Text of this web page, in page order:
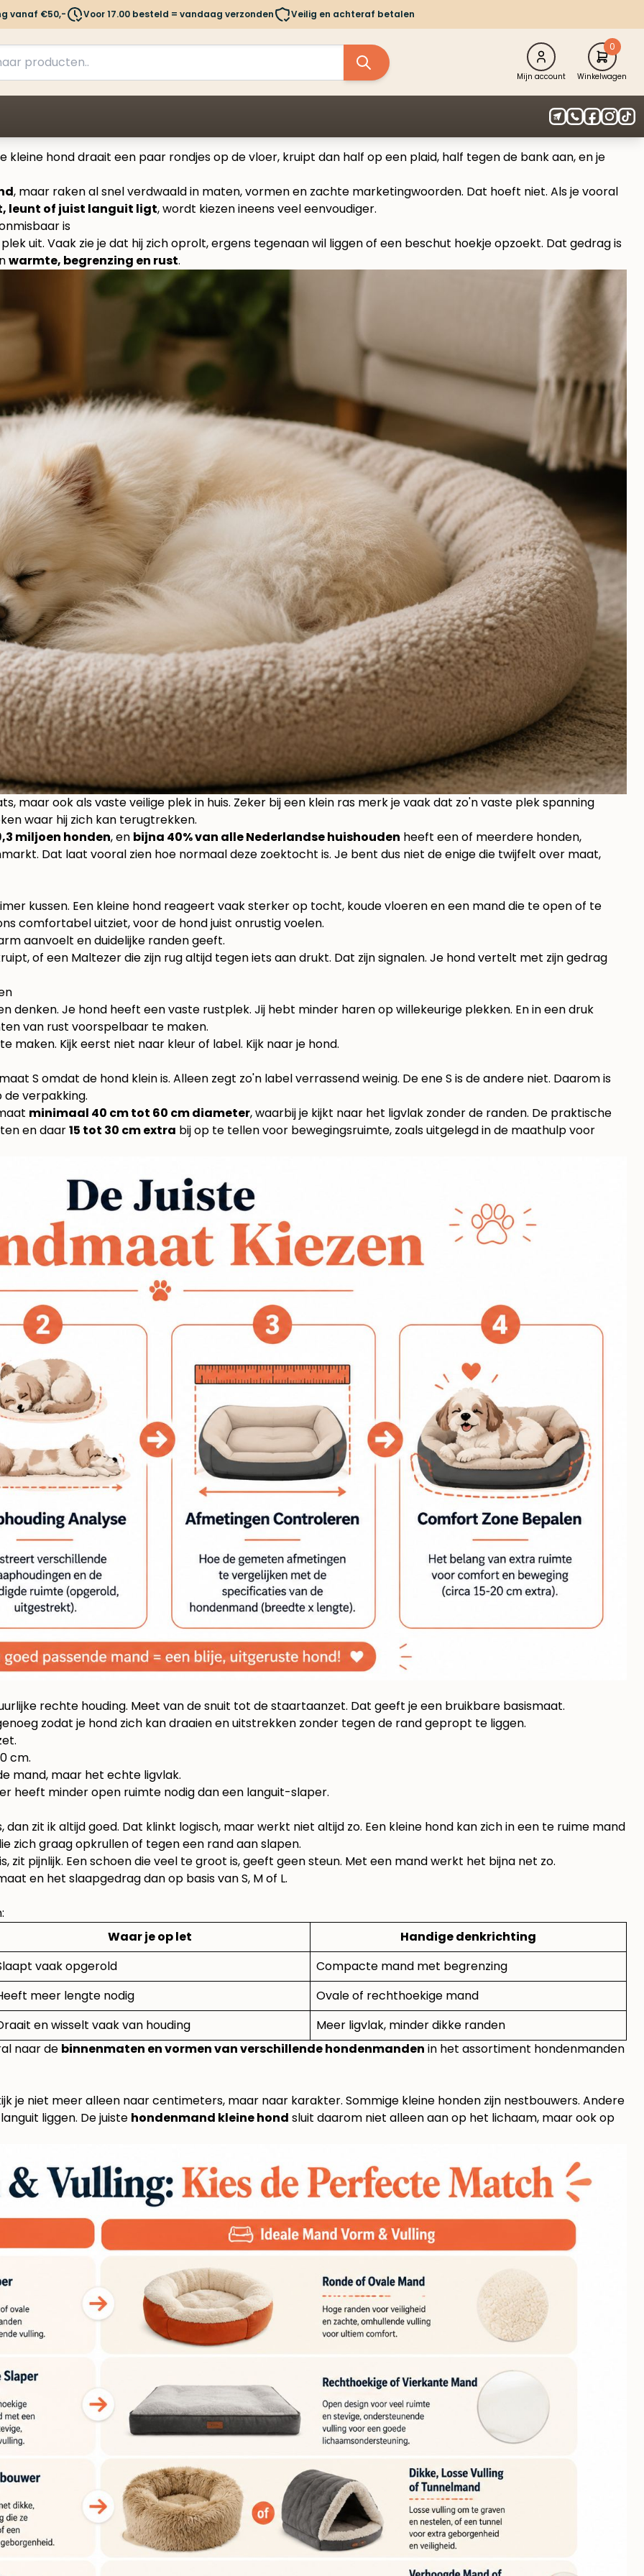
vanaf €50,- Voor 17.00 besteld = vandaag verzonden Veilig en achteraf betalen
Mijn account
0
Winkelwagen
hond draait een paar rondjes op de vloer, kruipt dan half op een plaid, half tegen de bank aan, en je
, maar raken al snel verdwaald in maten, vormen en zachte marketingwoorden. Dat hoeft niet. Als je vooral
leunt of juist languit ligt, wordt kiezen ineens veel eenvoudiger.
is
uit. Vaak zie je dat hij zich oprolt, ergens tegenaan wil liggen of een beschut hoekje opzoekt. Dat gedrag is
warmte, begrenzing en rust.
maar ook als vaste veilige plek in huis. Zeker bij een klein ras merk je vaak dat zo'n vaste plek spanning
waar hij zich kan terugtrekken.
miljoen honden, en bijna 40% van alle Nederlandse huishouden heeft een of meerdere honden,
. Dat laat vooral zien hoe normaal deze zoektocht is. Je bent dus niet de enige die twijfelt over maat,
kussen. Een kleine hond reageert vaak sterker op tocht, koude vloeren en een mand die te open of te
comfortabel uitziet, voor de hond juist onrustig voelen.
aanvoelt en duidelijke randen geeft.
of een Maltezer die zijn rug altijd tegen iets aan drukt. Dat zijn signalen. Je hond vertelt met zijn gedrag
denken. Je hond heeft een vaste rustplek. Jij hebt minder haren op willekeurige plekken. En in een druk
van rust voorspelbaar te maken.
maken. Kijk eerst niet naar kleur of label. Kijk naar je hond.
S omdat de hond klein is. Alleen zegt zo'n label verrassend weinig. De ene S is de andere niet. Daarom is
verpakking.
minimaal 40 cm tot 60 cm diameter, waarbij je kijkt naar het ligvlak zonder de randen. De praktische
en daar15 tot 30 cm extra bij op te tellen voor bewegingsruimte, zoals uitgelegd inde maathulp voor
rechte houding. Meet van de snuit tot de staartaanzet. Dat geeft je een bruikbare basismaat.
zodat je hond zich kan draaien en uitstrekken zonder tegen de rand gepropt te liggen.
cm.
mand, maar het echte ligvlak.
heeft minder open ruimte nodig dan een languit-slaper.
zit ik altijd goed. Dat klinkt logisch, maar werkt niet altijd zo. Een kleine hond kan zich in een te ruime mand
zich graag opkrullen of tegen een rand aan slapen.
zit pijnlijk. Een schoen die veel te groot is, geeft geen steun. Met een mand werkt het bijna net zo.
en het slaapgedrag dan op basis van S, M of L.
Waar je op let
Handige denkrichting
vaak opgerold
Compacte mand met begrenzing
meer lengte nodig
Ovale of rechthoekige mand
en wisselt vaak van houding
Meer ligvlak, minder dikke randen
naar de binnenmaten en vormen van verschillende hondenmanden in het assortiment hondenmanden
je niet meer alleen naar centimeters, maar naar karakter. Sommige kleine honden zijn nestbouwers. Andere
liggen. De juiste hondenmand kleine hond sluit daarom niet alleen aan op het lichaam, maar ook op